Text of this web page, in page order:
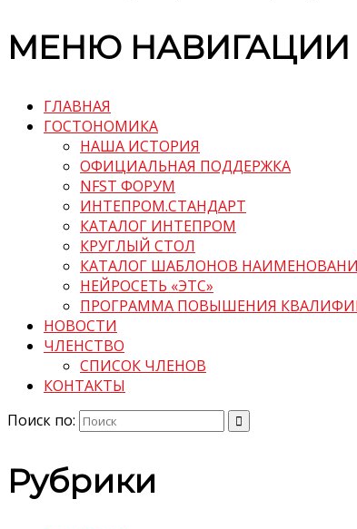
МЕНЮ НАВИГАЦИИ
ГЛАВНАЯ
ГОСТОНОМИКА
НАША ИСТОРИЯ
ОФИЦИАЛЬНАЯ ПОДДЕРЖКА
NFST ФОРУМ
ИНТЕПРОМ.СТАНДАРТ
КАТАЛОГ ИНТЕПРОМ
КРУГЛЫЙ СТОЛ
КАТАЛОГ ШАБЛОНОВ
НЕЙРОСЕТЬ «ЭТС»
ПРОГРАММА ПОВЫШЕНИЯ
НОВОСТИ
ЧЛЕНСТВО
СПИСОК ЧЛЕНОВ
КОНТАКТЫ
Поиск по:
Рубрики